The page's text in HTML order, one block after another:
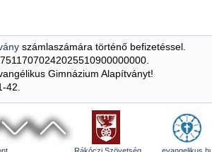
számlaszámára történő befizetéssel.
Gimnázium Alapítványt!
42.